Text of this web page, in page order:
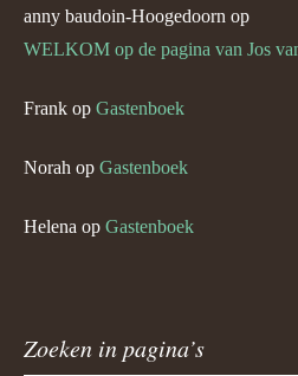
anny baudoin-Hoogedoorn op
WELKOM op de pagina van Jos
Frank op Gastenboek
Norah op Gastenboek
Helena op Gastenboek
Zoeken in pagina’s